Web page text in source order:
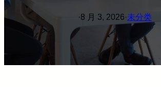
·8 月 3, 2026·未分类